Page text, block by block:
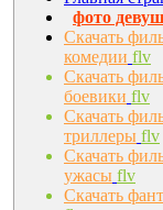
фото
Скачать
комедии flv
Скачать
боевики flv
Скачать
триллеры flv
Скачать
ужасы flv
Скачать